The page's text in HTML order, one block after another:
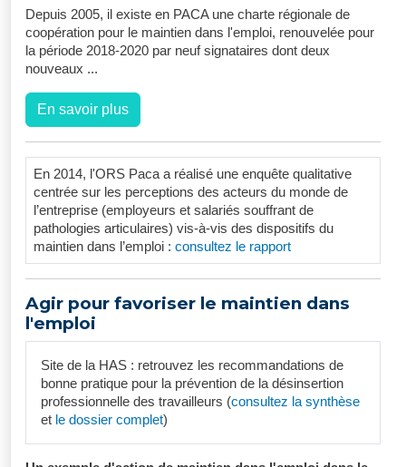
Depuis 2005, il existe en PACA une charte régionale de
coopération pour le maintien dans l'emploi, renouvelée pour
la période 2018-2020 par neuf signataires dont deux
nouveaux ...
En savoir plus
En 2014, l'ORS Paca a réalisé une enquête qualitative
centrée sur les perceptions des acteurs du monde de
l’entreprise (employeurs et salariés souffrant de
pathologies articulaires) vis-à-vis des dispositifs du
maintien dans l’emploi : consultez le rapport
Agir pour favoriser le maintien dans
l'emploi
Site de la HAS : retrouvez les recommandations de
bonne pratique pour la prévention de la désinsertion
professionnelle des travailleurs (consultez la synthèse
et le dossier complet)